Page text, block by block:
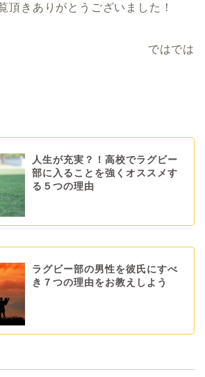
頂きありがとうございました！
ではでは
人生が充実？！高校でラグビー
部に入ることを強くオススメす
る５つの理由
ラグビー部の男性を彼氏にすべ
き７つの理由をお教えしよう